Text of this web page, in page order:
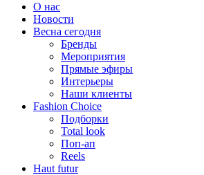
О нас
Новости
Весна сегодня
Бренды
Меро­приятия
Прямые эфиры
Интерьеры
Наши клиенты
Fashion Choice
Подборки
Total look
Поп-ап
Reels
Haut futur